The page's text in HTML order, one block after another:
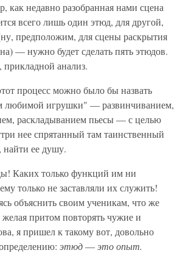
как недавно разобранная нами сцена
всего лишь один этюд, для другой,
предположим, для сцены раскрытия
— нужно будет сделать пять этюдов.
прикладной анализ.
процесс можно было бы назвать
любимой игрушки" — развинчиванием,
раскладыванием пьесы — с целью
нее спрятанный там таинственный
найти ее душу.
Каких только функций им ни
только не заставляли их служить!
объяснить своим ученикам, что же
желая притом повторять чужие и
я пришел к такому вот, довольно
этюд—это опыт.